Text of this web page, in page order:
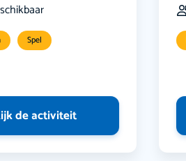
Spel
de activiteit